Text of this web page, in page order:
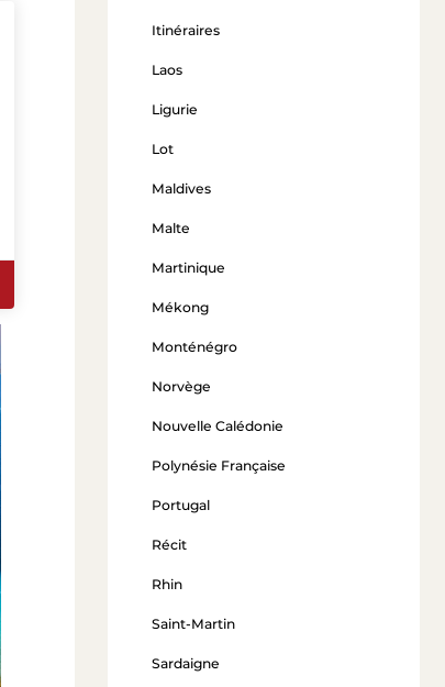
Itinéraires
Laos
Ligurie
Lot
Maldives
Malte
Martinique
Mékong
Monténégro
Norvège
Nouvelle Calédonie
Polynésie Française
Portugal
Récit
Rhin
Saint-Martin
Sardaigne